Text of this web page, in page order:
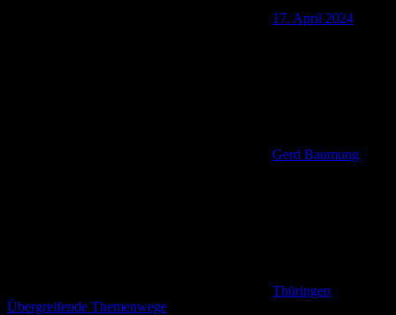
17. April 2024
Gerd Baumung
Thüringen
Übergreifende Themenwege